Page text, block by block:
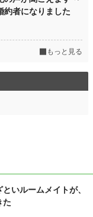
約者になりました
もっと見る
いルームメイトが、
た